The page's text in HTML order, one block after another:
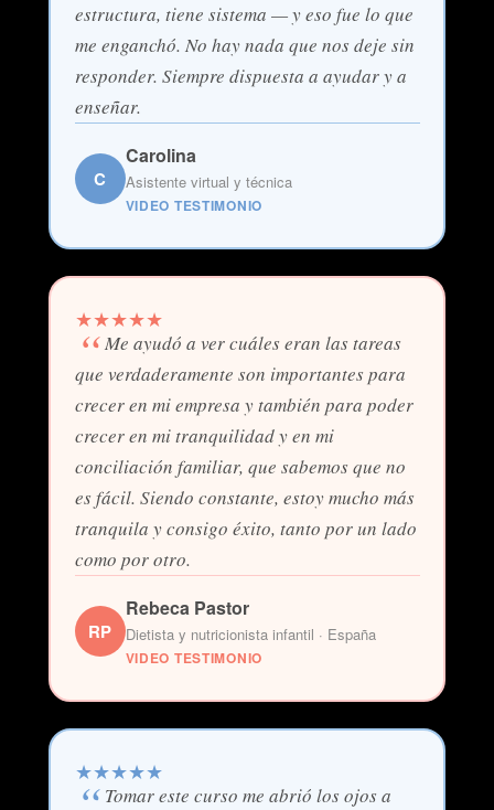
estructura, tiene sistema — y eso fue lo que
me enganchó. No hay nada que nos deje sin
responder. Siempre dispuesta a ayudar y a
enseñar.
C
Carolina
Asistente virtual y técnica
VIDEO TESTIMONIO
★★★★★
Me ayudó a ver cuáles eran las tareas
que verdaderamente son importantes para
crecer en mi empresa y también para poder
crecer en mi tranquilidad y en mi
conciliación familiar, que sabemos que no
es fácil. Siendo constante, estoy mucho más
tranquila y consigo éxito, tanto por un lado
como por otro.
RP
Rebeca Pastor
Dietista y nutricionista infantil · España
VIDEO TESTIMONIO
★★★★★
Tomar este curso me abrió los ojos a